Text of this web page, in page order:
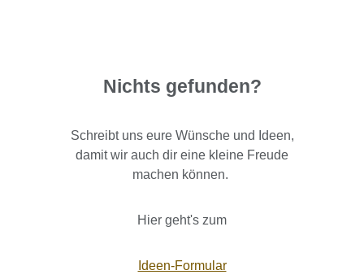
Nichts gefunden?
Schreibt uns eure Wünsche und Ideen,
damit wir auch dir eine kleine Freude
machen können.
Hier geht's zum
Ideen-Formular